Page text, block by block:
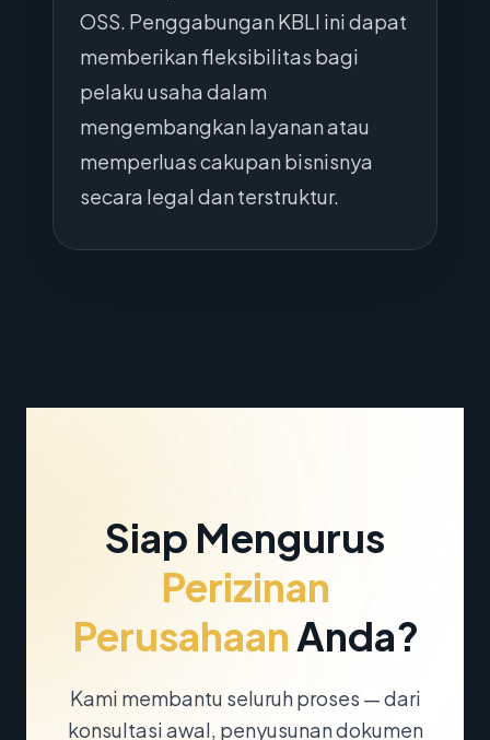
OSS. Penggabungan KBLI ini dapat
memberikan fleksibilitas bagi
pelaku usaha dalam
mengembangkan layanan atau
memperluas cakupan bisnisnya
secara legal dan terstruktur.
Siap Mengurus
Perizinan
PerusahaanAnda?
Kami membantu seluruh proses — dari
konsultasi awal, penyusunan dokumen